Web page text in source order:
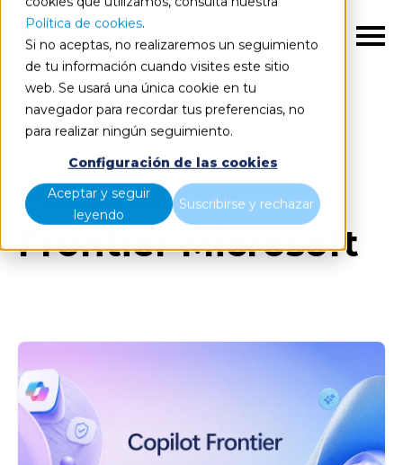
Política de cookies.
Si no aceptas, no realizaremos un seguimiento
de tu información cuando visites este sitio
web. Se usará una única cookie en tu
navegador para recordar tus preferencias, no
para realizar ningún seguimiento.
Configuración de las cookies
Aceptar y seguir
leyendo
Suscribirse y rechazar
ES
Blog Todos los artículos
Posts about
Frontier Microsoft